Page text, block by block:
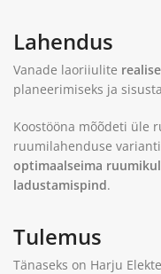
Lahendus
Vanade laoriiulite
planeerimiseks ja
Koostööna mõõdeti üle
ruumilahenduse
optimaalseima
ladustamispind.
Tulemus
Tänaseks on Harju